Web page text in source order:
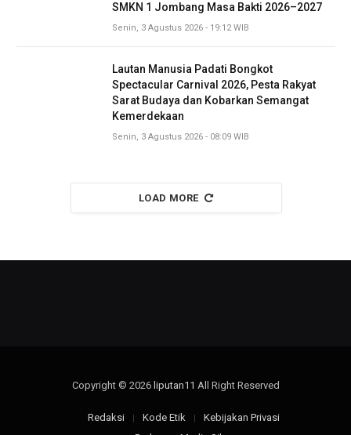
SMKN 1 Jombang Masa Bakti 2026–2027
Senin, 3 Agustus 2026 - 19:12 WIB
Lautan Manusia Padati Bongkot
Spectacular Carnival 2026, Pesta Rakyat
Sarat Budaya dan Kobarkan Semangat
Kemerdekaan
Senin, 3 Agustus 2026 - 08:09 WIB
LOAD MORE
Copyright © 2026 liputan11 All Right Reserved
Redaksi Kode Etik
Kebijakan Privasi